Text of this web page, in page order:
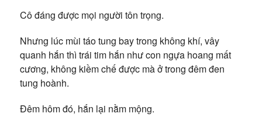
Cô đáng được mọi người tôn trọng.
Nhưng lúc mùi táo tung bay trong không khí, vây
quanh hắn thì trái tim hắn như con ngựa hoang mất
cương, không kiềm chế được mà ở trong đêm đen
tung hoành.
Đêm hôm đó, hắn lại nằm mộng.